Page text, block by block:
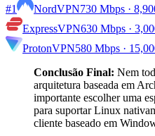
#1 NordVPN730 Mbps ·
ExpressVPN630 Mbps ·
ProtonVPN580 Mbps ·
Conclusão Final: Nem
arquitetura baseada em
importante escolher uma
para suportar Linux
cliente baseado em